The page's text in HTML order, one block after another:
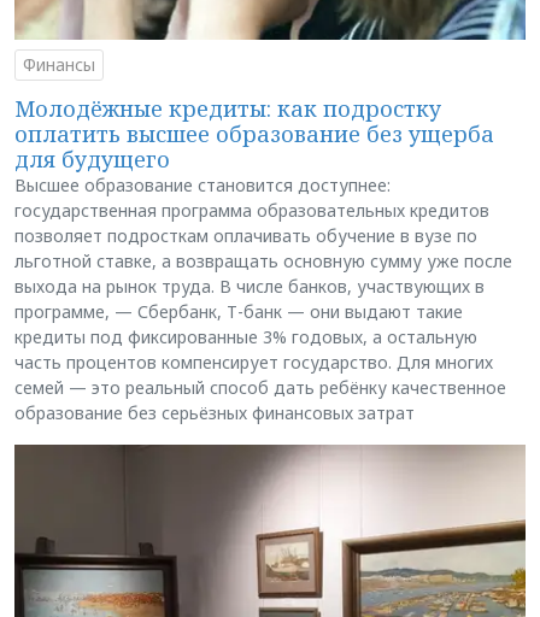
Финансы
Молодёжные кредиты: как подростку
оплатить высшее образование без ущерба
для будущего
Высшее образование становится доступнее:
государственная программа образовательных кредитов
позволяет подросткам оплачивать обучение в вузе по
льготной ставке, а возвращать основную сумму уже после
выхода на рынок труда. В числе банков, участвующих в
программе, — Сбербанк, Т-банк — они выдают такие
кредиты под фиксированные 3% годовых, а остальную
часть процентов компенсирует государство. Для многих
семей — это реальный способ дать ребёнку качественное
образование без серьёзных финансовых затрат